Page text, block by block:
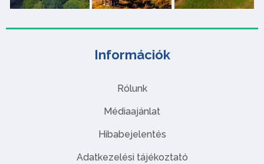
Információk
Rólunk
Médiaajánlat
Hibabejelentés
Adatkezelési tájékoztató